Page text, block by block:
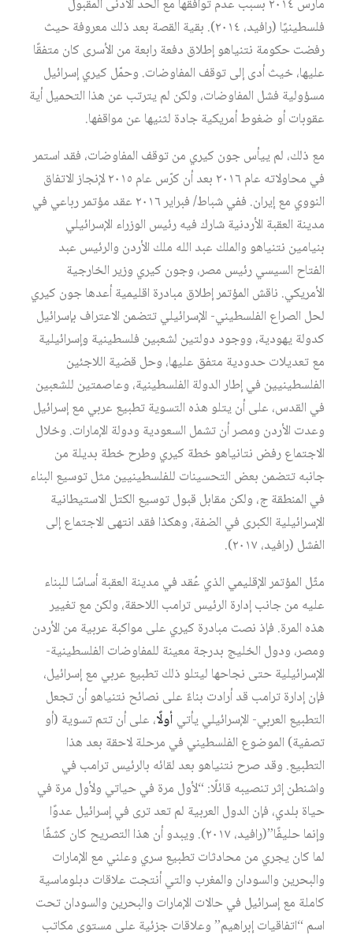
مارس ٢٠١٤ بسبب عدم توافقها مع الحد الأدنى المقبول
فلسطينيًا (رافيد، ٢٠١٤). بقية القصة بعد ذلك معروفة حيث
رفضت حكومة نتنياهو إطلاق دفعة رابعة من الأسرى كان متفقًا
عليها، خيث أدى إلى توقف المفاوضات. وحمّل كيري إسرائيل
مسؤولية فشل المفاوضات، ولكن لم يترتب عن هذا التحميل أية
عقوبات أو ضغوط أمريكية جادة لثنيها عن مواقفها.
مع ذلك، لم ييأس جون كيري من توقف المفاوضات، فقد استمر
في محاولاته عام ٢٠١٦ بعد أن كرّس عام ٢٠١٥ لإنجاز الاتفاق
النووي مع إيران. ففي شباط/ فبراير ٢٠١٦ عقد مؤتمر رباعي في
مدينة العقبة الأردنية شارك فيه رئيس الوزراء الإسرائيلي
بنيامين نتنياهو والملك عبد الله ملك الأردن والرئيس عبد
الفتاح السيسي رئيس مصر، وجون كيري وزير الخارجية
الأمريكي. ناقش المؤتمر إطلاق مبادرة اقليمية أعدها جون كيري
لحل الصراع الفلسطيني- الإسرائيلي تتضمن الاعتراف بإسرائيل
كدولة يهودية، ووجود دولتين لشعبين فلسطينية وإسرائيلية
مع تعديلات حدودية متفق عليها، وحل قضية اللاجئين
الفلسطينيين في إطار الدولة الفلسطينية، وعاصمتين للشعبين
في القدس، على أن يتلو هذه التسوية تطبيع عربي مع إسرائيل
وعدت الأردن ومصر أن تشمل السعودية ودولة الإمارات. وخلال
الاجتماع رفض نتانياهو خطة كيري وطرح خطة بديلة من
جانبه تتضمن بعض التحسينات للفلسطينيين مثل توسيع البناء
في المنطقة ج، ولكن مقابل قبول توسيع الكتل الاستيطانية
الإسرائيلية الكبرى في الضفة، وهكذا فقد انتهى الاجتماع إلى
الفشل (رافيد، ٢٠١٧).
مثّل المؤتمر الإقليمي الذي عُقد في مدينة العقبة أساسًا للبناء
عليه من جانب إدارة الرئيس ترامب اللاحقة، ولكن مع تغيير
هذه المرة. فإذ نصت مبادرة كيري على مواكبة عربية من الأردن
ومصر، ودول الخليج بدرجة معينة للمفاوضات الفلسطينية-
الإسرائيلية حتى نجاحها ليتلو ذلك تطبيع عربي مع إسرائيل،
فإن إدارة ترامب قد أرادت بناءً على نصائح نتنياهو أن تجعل
التطبيع العربي- الإسرائيلي يأتي أولًا، على أن تتم تسوية (أو
تصفية) الموضوع الفلسطيني في مرحلة لاحقة بعد هذا
التطبيع. وقد صرح نتنياهو بعد لقائه بالرئيس ترامب في
واشنطن إثر تنصيبه قائلًا: “لأول مرة في حياتي ولأول مرة في
حياة بلدي، فإن الدول العربية لم تعد ترى في إسرائيل عدوًا
وإنما حليفًا”(رافيد، ٢٠١٧). ويبدو أن هذا التصريح كان كشفًا
لما كان يجري من محادثات تطبيع سري وعلني مع الإمارات
والبحرين والسودان والمغرب والتي أنتجت علاقات دبلوماسية
كاملة مع إسرائيل في حالات الإمارات والبحرين والسودان تحت
اسم “اتفاقيات إبراهيم” وعلاقات جزئية على مستوى مكاتب